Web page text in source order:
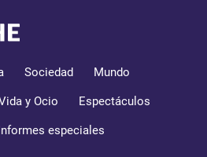
Sociedad Mundo
y Ocio Espectáculos
Informes especiales